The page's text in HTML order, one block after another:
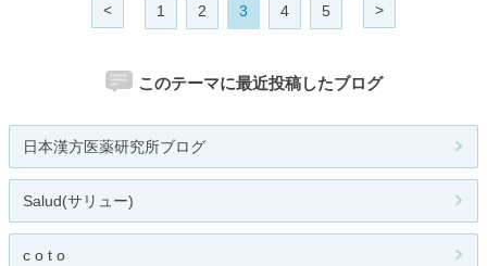
< 1 2 3 4 5 >
このテーマに最近投稿したブログ
日本漢方医薬研究所ブログ
Salud(サリュー)
c o t o